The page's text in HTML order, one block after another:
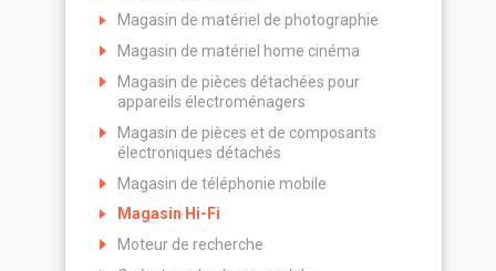
Magasin de matériel de photographie
Magasin de matériel home cinéma
Magasin de pièces détachées pour
appareils électroménagers
Magasin de pièces et de composants
électroniques détachés
Magasin de téléphonie mobile
Magasin Hi-Fi
Moteur de recherche